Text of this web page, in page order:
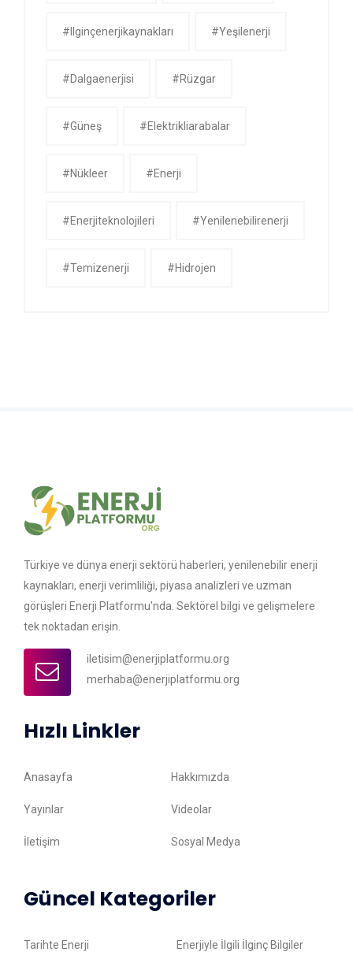
#ilginçenerjikaynakları #yeşilenerji
#dalgaenerjisi #rüzgar
#güneş #Elektrikliarabalar
#nükleer #Enerji
#enerjiteknolojileri #yenilenebilirenerji
#temizenerji #Hidrojen
Türkiye ve dünya enerji sektörü haberleri, yenilenebilir enerji
kaynakları, enerji verimliliği, piyasa analizleri ve uzman
görüşleri Enerji Platformu'nda. Sektörel bilgi ve gelişmelere
tek noktadan erişin.
iletisim@enerjiplatformu.org
merhaba@enerjiplatformu.org
Hızlı Linkler
Anasayfa Hakkımızda
Yayınlar Videolar
İletişim Sosyal Medya
Güncel Kategoriler
Tarihte Enerji Enerjiyle İlgili İlginç Bilgiler